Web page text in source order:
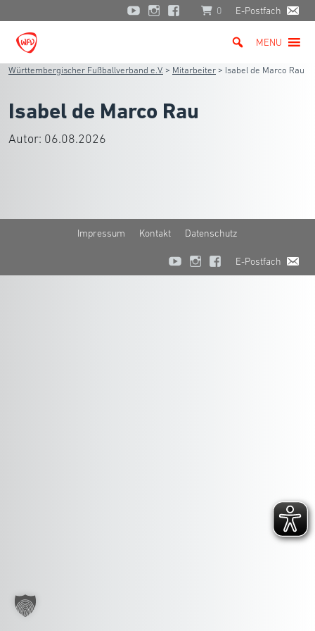
0 E-Postfach
MENU
Württembergischer Fußballverband e.V. > Mitarbeiter > Isabel de Marco Rau
Isabel de Marco Rau
Autor: 06.08.2026
Impressum Kontakt Datenschutz
E-Postfach